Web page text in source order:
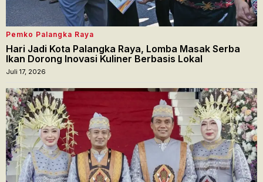
Pemko Palangka Raya
Hari Jadi Kota Palangka Raya, Lomba Masak Serba
Ikan Dorong Inovasi Kuliner Berbasis Lokal
Juli 17, 2026